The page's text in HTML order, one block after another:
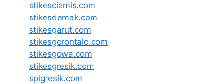
stikesciamis.com
stikesdemak.com
stikesgarut.com
stikesgorontalo.com
stikesgowa.com
stikesgresik.com
spigresik.com